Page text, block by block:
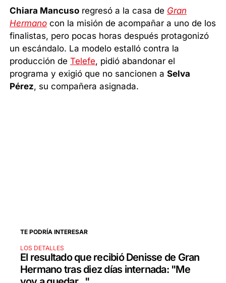
Chiara Mancuso regresó a la casa de Gran
Hermano con la misión de acompañar a uno de los
finalistas, pero pocas horas después protagonizó
un escándalo. La modelo estalló contra la
producción deTelefe, pidió abandonar el
programa y exigió que no sancionen aSelva
Pérez, su compañera asignada.
TE PODRÍA INTERESAR
LOS DETALLES
El resultado que recibió Denisse de Gran
Hermano tras diez días internada: "Me